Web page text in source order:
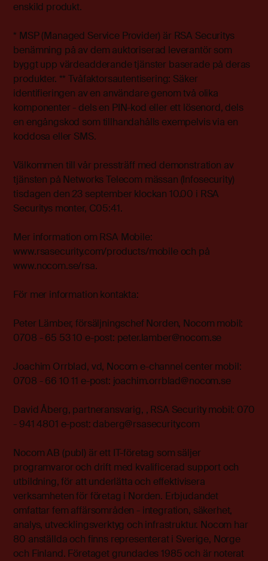
enskild produkt.
* MSP (Managed Service Provider) är RSA Securitys
benämning på av dem auktoriserad leverantör som
byggt upp värdeadderande tjänster baserade på deras
produkter. ** Tvåfaktorsautentisering: Säker
identifieringen av en användare genom två olika
komponenter - dels en PIN-kod eller ett lösenord, dels
en engångskod som tillhandahålls exempelvis via en
koddosa eller SMS.
Välkommen till vår pressträff med demonstration av
tjänsten på Networks Telecom mässan (Infosecurity)
tisdagen den 23 september klockan 10.00 i RSA
Securitys monter, C05:41.
Mer information om RSA Mobile:
www.rsasecurity.com/products/mobile och på
www.nocom.se/rsa.
För mer information kontakta:
Peter Lämber, försäljningschef Norden, Nocom mobil:
0708 - 65 53 10 e-post: peter.lamber@nocom.se
Joachim Orrblad, vd, Nocom e-channel center mobil:
0708 - 66 10 11 e-post: joachim.orrblad@nocom.se
David Åberg, partneransvarig, , RSA Security mobil: 070
- 941 4801 e-post: daberg@rsasecurity.com
Nocom AB (publ) är ett IT-företag som säljer
programvaror och drift med kvalificerad support och
utbildning, för att underlätta och effektivisera
verksamheten för företag i Norden. Erbjudandet
omfattar fem affärsområden - integration, säkerhet,
analys, utvecklingsverktyg och infrastruktur. Nocom har
80 anställda och finns representerat i Sverige, Norge
och Finland. Företaget grundades 1985 och är noterat